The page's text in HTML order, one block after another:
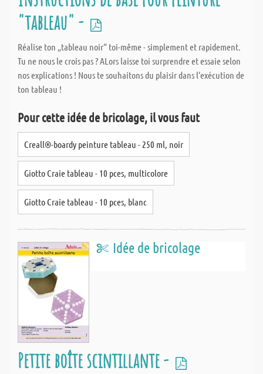
"tableau" -
Réalise ton „tableau noir“ toi-même - simplement et rapidement.
Tu ne nous le crois pas ? ALors laisse toi surprendre et essaie selon
nos explications ! Nous te souhaitons du plaisir dans l‘exécution de
ton tableau !
Pour cette idée de bricolage, il vous faut
Creall®-boardy peinture tableau - 250 ml, noir
Giotto Craie tableau - 10 pces, multicolore
Giotto Craie tableau - 10 pces, blanc
Idée de bricolage
Petite boîte scintillante -